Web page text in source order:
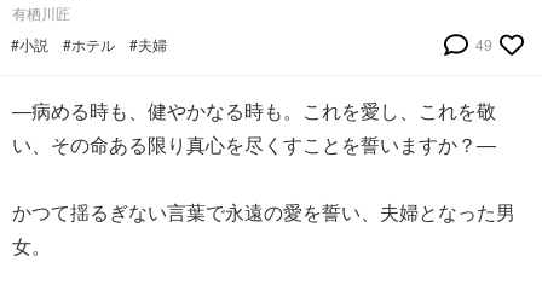
有栖川匠
#小説
#ホテル #夫婦 49
―病める時も、健やかなる時も。これを愛し、これを敬
い、その命ある限り真心を尽くすことを誓いますか？―
かつて揺るぎない言葉で永遠の愛を誓い、夫婦となった男
女。